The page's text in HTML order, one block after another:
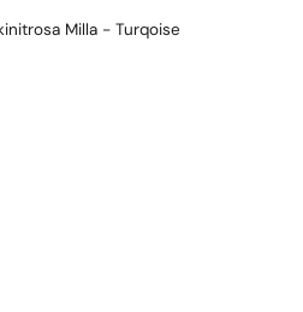
Milla - Turqoise